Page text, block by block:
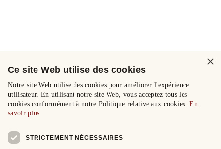
×
Ce site Web utilise des cookies
Notre site Web utilise des cookies pour améliorer l'expérience
utilisateur. En utilisant notre site Web, vous acceptez tous les
cookies conformément à notre Politique relative aux cookies.En
savoir plus
STRICTEMENT NÉCESSAIRES